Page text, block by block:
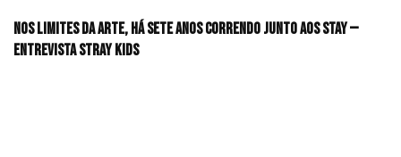
Nos limites da arte, há sete anos correndo junto aos STAY —
Entrevista Stray Kids